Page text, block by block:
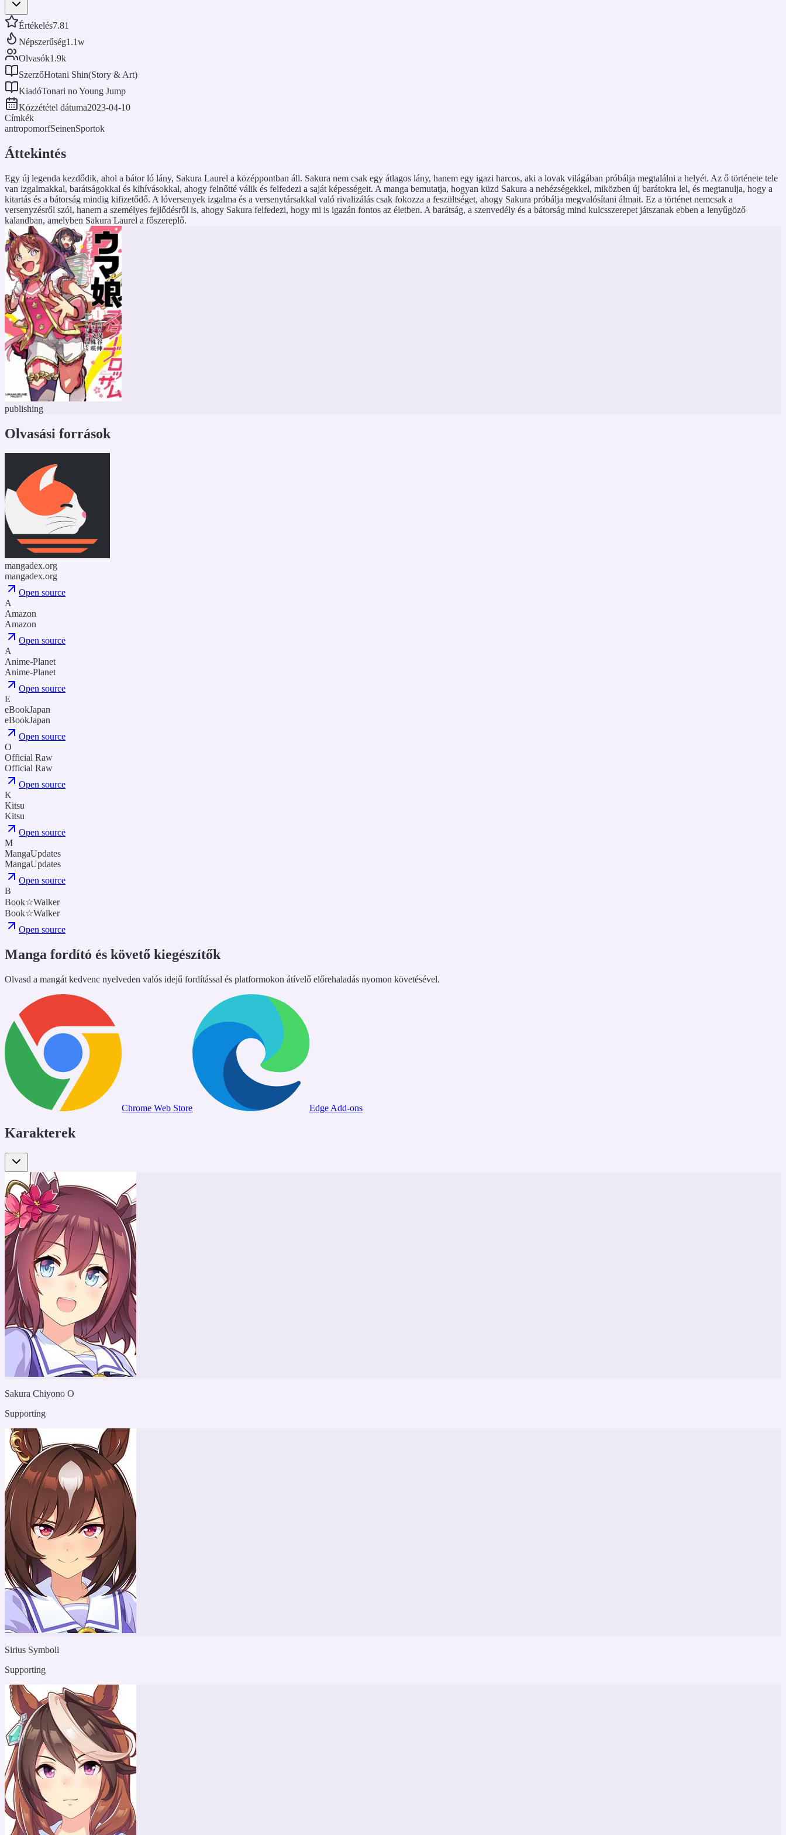
Értékelés7.81
Népszerűség1.1w
Olvasók1.9k
SzerzőHotani Shin(Story & Art)
KiadóTonari no Young Jump
Közzététel dátuma2023-04-10
Címkék
antropomorfSeinenSportok
Áttekintés
Egy új legenda kezdődik, ahol a bátor ló lány, Sakura Laurel a középpontban áll. Sakura nem csak egy átlagos lány, hanem egy igazi harcos, aki a lovak világában próbálja megtalálni a helyét. Az ő története tele
van izgalmakkal, barátságokkal és kihívásokkal, ahogy felnőtté válik és felfedezi a saját képességeit. A manga bemutatja, hogyan küzd Sakura a nehézségekkel, miközben új barátokra lel, és megtanulja, hogy a
kitartás és a bátorság mindig kifizetődő. A lóversenyek izgalma és a versenytársakkal való rivalizálás csak fokozza a feszültséget, ahogy Sakura próbálja megvalósítani álmait. Ez a történet nemcsak a
versenyzésről szól, hanem a személyes fejlődésről is, ahogy Sakura felfedezi, hogy mi is igazán fontos az életben. A barátság, a szenvedély és a bátorság mind kulcsszerepet játszanak ebben a lenyűgöző
kalandban, amelyben Sakura Laurel a főszereplő.
publishing
Olvasási források
mangadex.org
mangadex.org
Open source
A
Amazon
Amazon
Open source
A
Anime-Planet
Anime-Planet
Open source
E
eBookJapan
eBookJapan
Open source
O
Official Raw
Official Raw
Open source
K
Kitsu
Kitsu
Open source
M
MangaUpdates
MangaUpdates
Open source
B
Book☆Walker
Book☆Walker
Open source
Manga fordító és követő kiegészítők
Olvasd a mangát kedvenc nyelveden valós idejű fordítással és platformokon átívelő előrehaladás nyomon követésével.
Chrome Web Store Edge Add-ons
Karakterek
Sakura Chiyono O
Supporting
Sirius Symboli
Supporting